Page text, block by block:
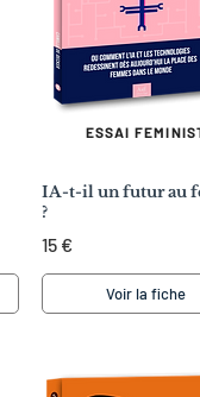
ESSAI
IA-t-il un futur au
?
15 €
Voir la fiche